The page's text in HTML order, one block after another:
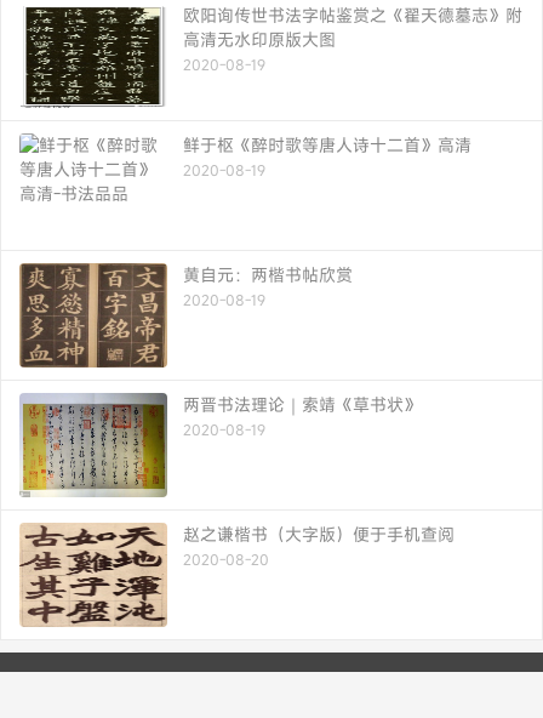
欧阳询传世书法字帖鉴赏之《翟天德墓志》附
高清无水印原版大图
2020-08-19
鲜于枢《醉时歌等唐人诗十二首》高清
2020-08-19
黄自元：两楷书帖欣赏
2020-08-19
两晋书法理论｜索靖《草书状》
2020-08-19
赵之谦楷书（大字版）便于手机查阅
2020-08-20